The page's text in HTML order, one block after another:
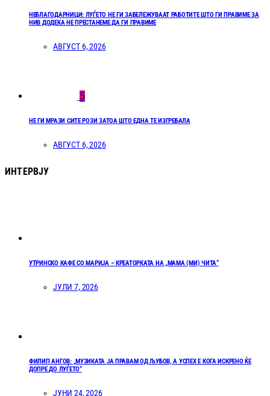
НЕБЛАГОДАРНИЦИ: ЛУЃЕТО НЕ ГИ ЗАБЕЛЕЖУВААТ РАБОТИТЕ ШТО ГИ ПРАВИМЕ ЗА
НИВ ДОДЕКА НЕ ПРЕСТАНЕМЕ ДА ГИ ПРАВИМЕ
АВГУСТ 6, 2026
5
НЕ ГИ МРАЗИ СИТЕ РОЗИ ЗАТОА ШТО ЕДНА ТЕ ИЗГРЕБАЛА
АВГУСТ 6, 2026
ИНТЕРВЈУ
УТРИНСКО КАФЕ СО МАРИЈА – КРЕАТОРКАТА НА „МАМА (МИ) ЧИТА“
ЈУЛИ 7, 2026
ФИЛИП АНГОВ: „МУЗИКАТА ЈА ПРАВАМ ОД ЉУБОВ, А УСПЕХ Е КОГА ИСКРЕНО ЌЕ
ДОПРЕ ДО ЛУЃЕТО“
ЈУНИ 24, 2026